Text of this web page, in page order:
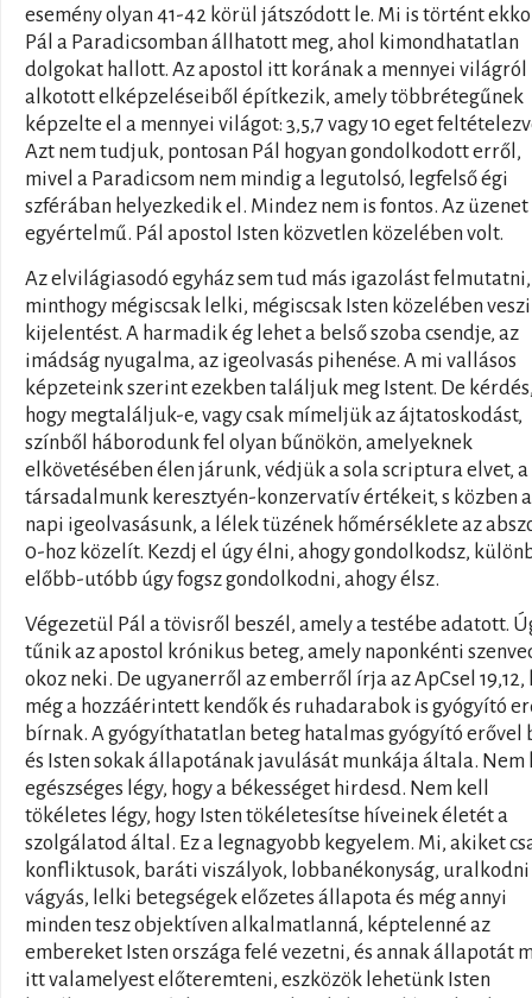
esemény olyan 41-42 körül játszódott le. Mi is történt
Pál a Paradicsomban állhatott meg, ahol kimondhatatlan
dolgokat hallott. Az apostol itt korának a mennyei világról
alkotott elképzeléseiből építkezik, amely többrétegűnek
képzelte el a mennyei világot: 3,5,7 vagy 10 eget
Azt nem tudjuk, pontosan Pál hogyan gondolkodott erről,
mivel a Paradicsom nem mindig a legutolsó, legfelső égi
szférában helyezkedik el. Mindez nem is fontos. Az üzenet
egyértelmű. Pál apostol Isten közvetlen közelében volt.
Az elvilágiasodó egyház sem tud más igazolást felmutatni,
minthogy mégiscsak lelki, mégiscsak Isten közelében
kijelentést. A harmadik ég lehet a belső szoba csendje, az
imádság nyugalma, az igeolvasás pihenése. A mi vallásos
képzeteink szerint ezekben találjuk meg Istent. De
hogy megtaláljuk-e, vagy csak mímeljük az ájtatoskodást,
színből háborodunk fel olyan bűnökön, amelyeknek
elkövetésében élen járunk, védjük a sola scriptura elvet, a
társadalmunk keresztyén-konzervatív értékeit, s közben a
napi igeolvasásunk, a lélek tüzének hőmérséklete az
0-hoz közelít. Kezdj el úgy élni, ahogy gondolkodsz,
előbb-utóbb úgy fogsz gondolkodni, ahogy élsz.
Végezetül Pál a tövisről beszél, amely a testébe adatott.
tűnik az apostol krónikus beteg, amely naponkénti
okoz neki. De ugyanerről az emberről írja az ApCsel 19,12,
még a hozzáérintett kendők és ruhadarabok is gyógyító
bírnak. A gyógyíthatatlan beteg hatalmas gyógyító erővel
és Isten sokak állapotának javulását munkája általa. Nem
egészséges légy, hogy a békességet hirdesd. Nem kell
tökéletes légy, hogy Isten tökéletesítse híveinek életét a
szolgálatod által. Ez a legnagyobb kegyelem. Mi, akiket
konfliktusok, baráti viszályok, lobbanékonyság, uralkodni
vágyás, lelki betegségek előzetes állapota és még annyi
minden tesz objektíven alkalmatlanná, képtelenné az
embereket Isten országa felé vezetni, és annak állapotát
itt valamelyest előteremteni, eszközök lehetünk Isten